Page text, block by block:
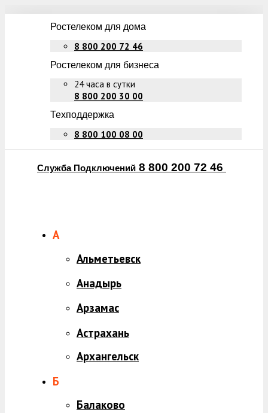
Ростелеком для дома
8 800 200 72 46
Ростелеком для бизнеса
24 часа в сутки
8 800 200 30 00
Техподдержка
8 800 100 08 00
Служба Подключений 8 800 200 72 46
А
Альметьевск
Анадырь
Арзамас
Астрахань
Архангельск
Б
Балаково